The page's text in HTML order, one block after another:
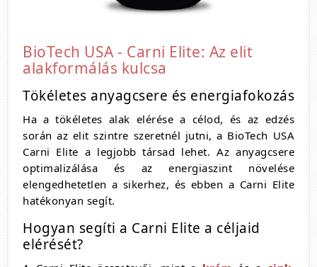
BioTech USA - Carni Elite: Az elit
alakformálás kulcsa
Tökéletes anyagcsere és energiafokozás
Ha a tökéletes alak elérése a célod, és az edzés
során az elit szintre szeretnél jutni, a BioTech USA
Carni Elite a legjobb társad lehet. Az anyagcsere
optimalizálása és az energiaszint növelése
elengedhetetlen a sikerhez, és ebben a Carni Elite
hatékonyan segít.
Hogyan segíti a Carni Elite a céljaid
elérését?